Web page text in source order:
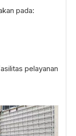
pada:
pelayanan